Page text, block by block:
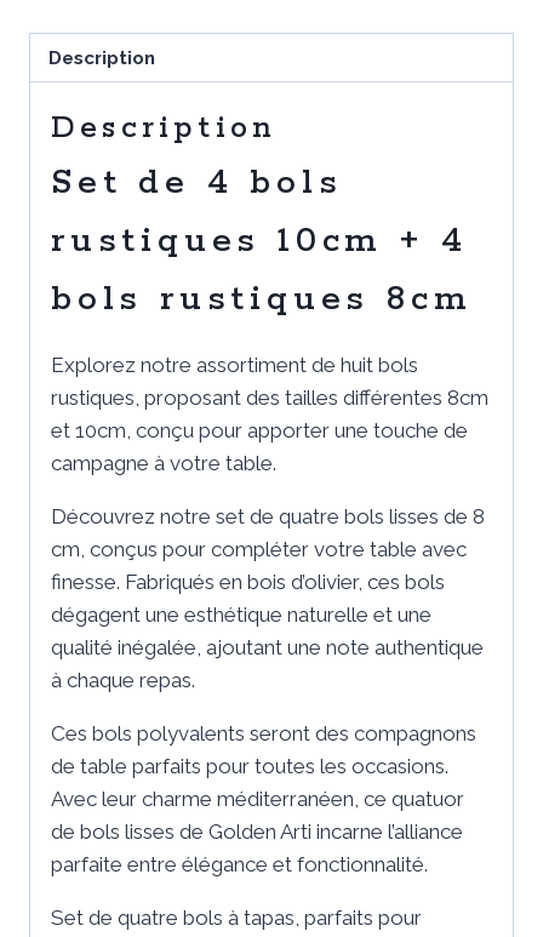
rustiques
10cm
bols
8cm
Description
Description
Set de 4 bols
rustiques 10cm + 4
bols rustiques 8cm
Explorez notre assortiment de huit bols
rustiques, proposant des tailles différentes 8cm
et 10cm, conçu pour apporter une touche de
campagne à votre table.
Découvrez notre set de quatre bols lisses de 8
cm, conçus pour compléter votre table avec
finesse. Fabriqués en bois d’olivier, ces bols
dégagent une esthétique naturelle et une
qualité inégalée, ajoutant une note authentique
à chaque repas.
Ces bols polyvalents seront des compagnons
de table parfaits pour toutes les occasions.
Avec leur charme méditerranéen, ce quatuor
de bols lisses de Golden Arti incarne l’alliance
parfaite entre élégance et fonctionnalité.
Set de quatre bols à tapas, parfaits pour